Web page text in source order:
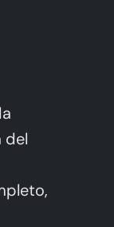
del